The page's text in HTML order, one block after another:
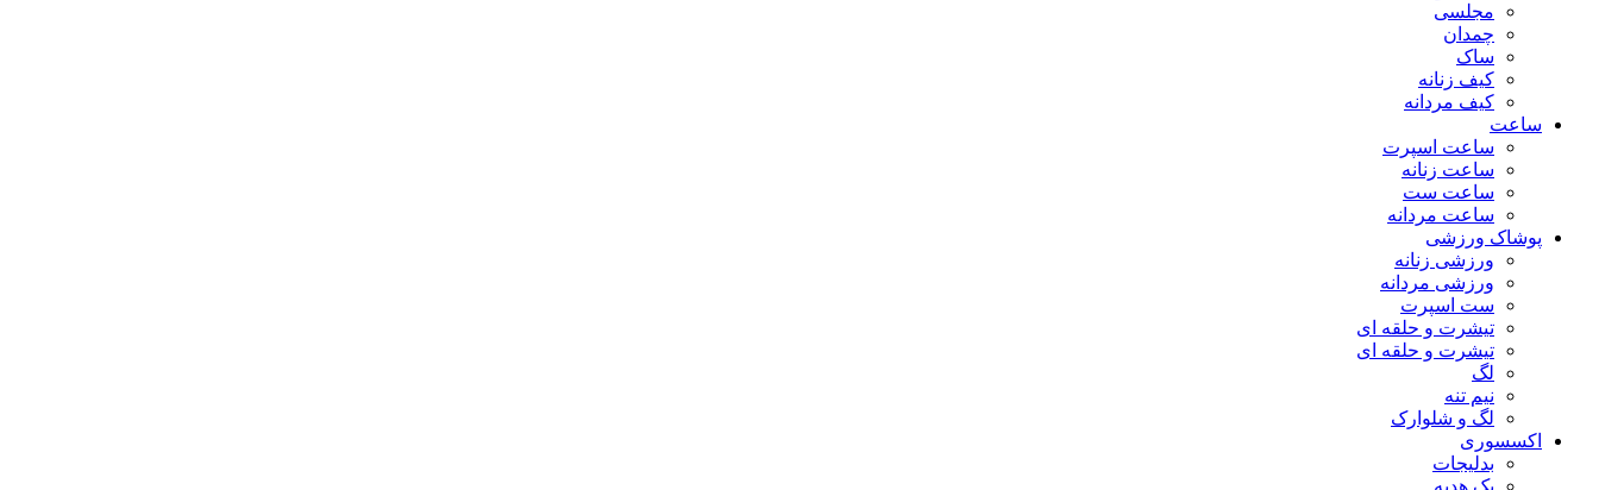
مجلسی
چمدان
ساک
کیف زنانه
کیف مردانه
ساعت
ساعت اسپرت
ساعت زنانه
ساعت ست
ساعت مردانه
پوشاک ورزشی
ورزشی زنانه
ورزشی مردانه
ست اسپرت
تیشرت و حلقه ای
تیشرت و حلقه ای
لگ
نیم تنه
لگ و شلوارک
اکسسوری
بدلیجات
پک هدیه